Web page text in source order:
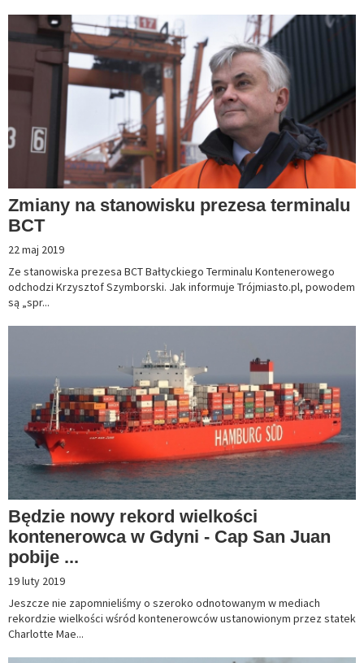
Zmiany na stanowisku prezesa terminalu
BCT
22 maj 2019
Ze stanowiska prezesa BCT Bałtyckiego Terminalu Kontenerowego
odchodzi Krzysztof Szymborski. Jak informuje Trójmiasto.pl, powodem
są „spr...
Będzie nowy rekord wielkości
kontenerowca w Gdyni - Cap San Juan
pobije ...
19 luty 2019
Jeszcze nie zapomnieliśmy o szeroko odnotowanym w mediach
rekordzie wielkości wśród kontenerowców ustanowionym przez statek
Charlotte Mae...